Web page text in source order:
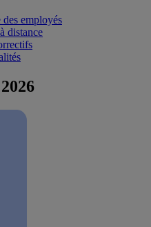
employés
distance